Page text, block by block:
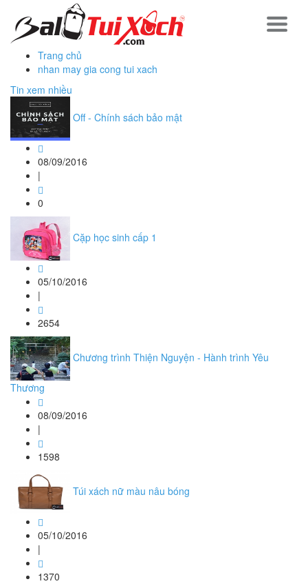
Trang chủ
nhan may gia cong tui xach
Tin xem nhiều
Off - Chính sách bảo mật
08/09/2016
|
0
Cặp học sinh cấp 1
05/10/2016
|
2654
Chương trình Thiện Nguyện - Hành trình Yêu
Thương
08/09/2016
|
1598
Túi xách nữ màu nâu bóng
05/10/2016
|
1370